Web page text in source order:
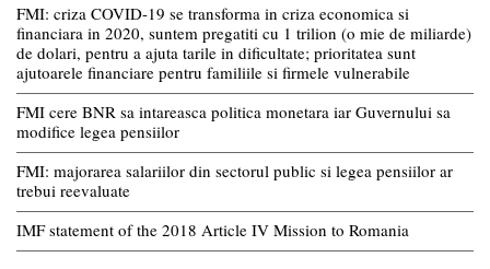
FMI: criza COVID-19 se transforma in criza economica si
financiara in 2020, suntem pregatiti cu 1 trilion (o mie de miliarde)
de dolari, pentru a ajuta tarile in dificultate; prioritatea sunt
ajutoarele financiare pentru familiile si firmele vulnerabile
FMI cere BNR sa intareasca politica monetara iar Guvernului sa
modifice legea pensiilor
FMI: majorarea salariilor din sectorul public si legea pensiilor ar
trebui reevaluate
IMF statement of the 2018 Article IV Mission to Romania